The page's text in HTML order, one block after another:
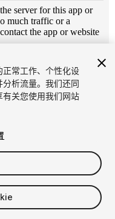
常工作、个性化设
析流量。我们还同
关您使用我们网站